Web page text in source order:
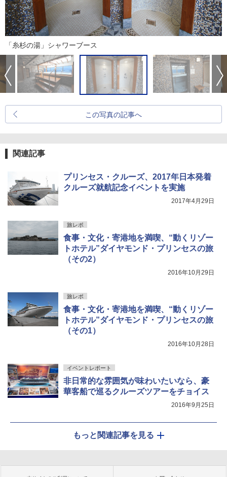
「糸杉の湯」シャワーブース
この写真の記事へ
関連記事
プリンセス・クルーズ、2017年日本発着
クルーズ就航記念イベントを実施
2017年4月29日
旅レポ
食事・文化・寄港地を満喫、“動くリゾー
トホテル”ダイヤモンド・プリンセスの旅
（その2）
2016年10月29日
旅レポ
食事・文化・寄港地を満喫、“動くリゾー
トホテル”ダイヤモンド・プリンセスの旅
（その1）
2016年10月28日
イベントレポート
非日常的な雰囲気が味わいたいなら、豪
華客船で巡るクルーズツアーをチョイス
2016年9月25日
もっと関連記事を見る